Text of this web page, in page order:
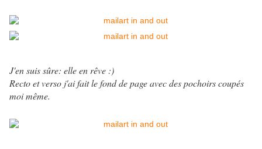
J'en suis sûre: elle en rêve :)
Recto et verso j'ai fait le fond de page avec des pochoirs coupés
moi même.